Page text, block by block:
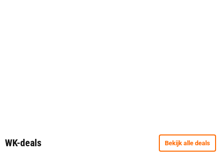
WK-deals Bekijk alle deals